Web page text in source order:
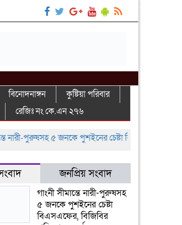
বিনোদনাঙ্গন
কুষ্টিয়া পরিবার
রেজিঃ নং কে.এন ২৭৬
নারী-পুরুষসহ ৫ জনকে পুশইনের চেষ্টা বিএসএফের, বিজিবির
জনপ্রিয় সংবাদ
গাংনী সীমান্তে নারী-পুরুষসহ
৫ জনকে পুশইনের চেষ্টা
বিএসএফের, বিজিবির